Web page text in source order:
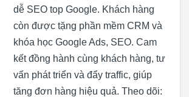
dễ SEO top Google. Khách hàng
còn được tặng phần mềm CRM và
khóa học Google Ads, SEO. Cam
kết đồng hành cùng khách hàng, tư
vấn phát triển và đẩy traffic, giúp
tăng đơn hàng hiệu quả. Theo dõi: